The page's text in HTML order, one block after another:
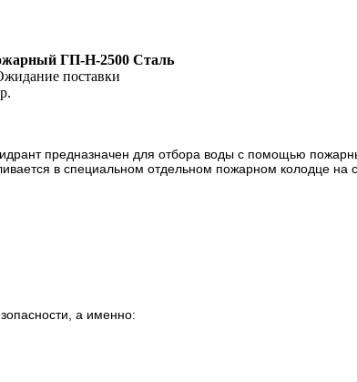
ГП-Н-2500 Сталь
поставки
предназначен для отбора воды с помощью
в специальном отдельном пожарном колодце
а именно: